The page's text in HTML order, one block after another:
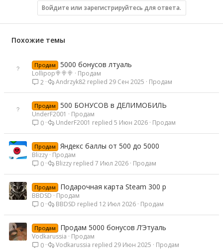
Войдите или зарегистрируйтесь для ответа.
Похожие темы
Продам 5000 бонусов лтуаль
Lollipop🍭🍭🍭
Продам
2
Продам
29 Сен 2025
Andrzyk82
Продам 500 БОНУСОВ в ДЕЛИМОБИЛЬ
UnderF2001
Продам
0
Продам
5 Июн 2026
UnderF2001
Продам Яндекс баллы от 500 до 5000
Blizzy Продам
0
Продам
7 Июл 2026
Blizzy
Продам Подарочная карта Steam 300 р
BBDSD
Продам
0
Продам
12 Июл 2026
BBDSD
Продам Продам 5000 бонусов Л’Этуаль
Vodkarussia
Продам
0
Продам
29 Июн 2025
Vodkarussia